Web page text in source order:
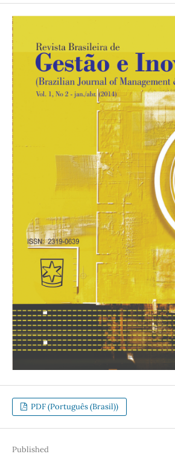
PDF (Português (Brasil))
Published